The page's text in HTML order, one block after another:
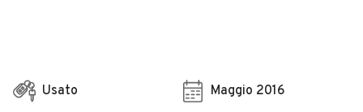
Usato Maggio 2016